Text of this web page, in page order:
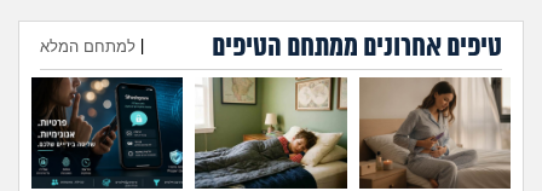
טיפים אחרונים ממתחם הטיפים למתחם המלא
הוספת טיפ